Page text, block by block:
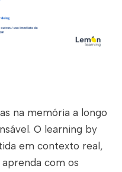
na memória a longo
O learning by
em contexto real,
com os